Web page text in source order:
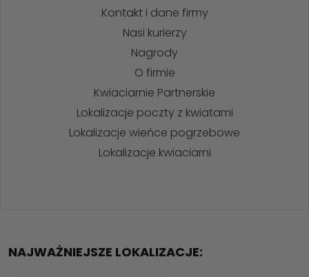
Kontakt i dane firmy
Nasi kurierzy
Nagrody
O firmie
Kwiaciarnie Partnerskie
Lokalizacje poczty z kwiatami
Lokalizacje wieńce pogrzebowe
Lokalizacje kwiaciarni
NAJWAŻNIEJSZE LOKALIZACJE: